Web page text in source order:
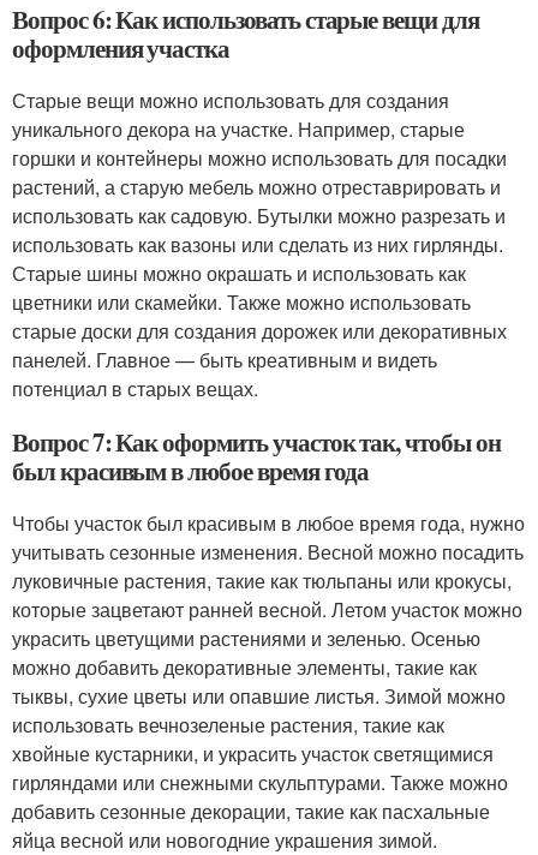
Вопрос 6: Как использовать старые вещи для
оформления участка
Старые вещи можно использовать для создания
уникального декора на участке. Например, старые
горшки и контейнеры можно использовать для посадки
растений, а старую мебель можно отреставрировать и
использовать как садовую. Бутылки можно разрезать и
использовать как вазоны или сделать из них гирлянды.
Старые шины можно окрашать и использовать как
цветники или скамейки. Также можно использовать
старые доски для создания дорожек или декоративных
панелей. Главное — быть креативным и видеть
потенциал в старых вещах.
Вопрос 7: Как оформить участок так, чтобы он
был красивым в любое время года
Чтобы участок был красивым в любое время года, нужно
учитывать сезонные изменения. Весной можно посадить
луковичные растения, такие как тюльпаны или крокусы,
которые зацветают ранней весной. Летом участок можно
украсить цветущими растениями и зеленью. Осенью
можно добавить декоративные элементы, такие как
тыквы, сухие цветы или опавшие листья. Зимой можно
использовать вечнозеленые растения, такие как
хвойные кустарники, и украсить участок светящимися
гирляндами или снежными скульптурами. Также можно
добавить сезонные декорации, такие как пасхальные
яйца весной или новогодние украшения зимой.